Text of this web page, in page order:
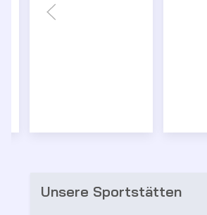
Unsere Sportstätten